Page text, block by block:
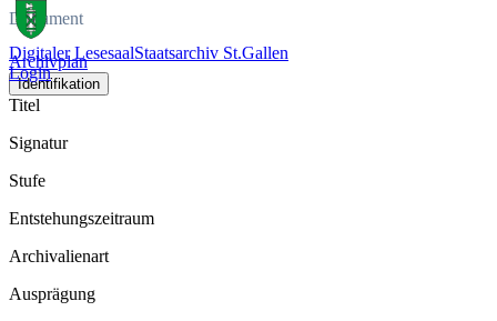
Digitaler LesesaalStaatsarchiv St.Gallen
Login
Dokument
Archivplan
Identifikation
Titel
Signatur
Stufe
Entstehungszeitraum
Archivalienart
Ausprägung